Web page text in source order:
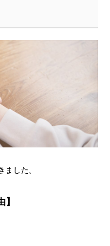
した。